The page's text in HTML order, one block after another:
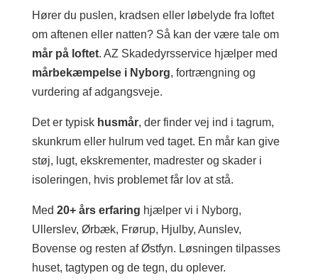
Hører du puslen, kradsen eller løbelyde fra loftet
om aftenen eller natten? Så kan der være tale om
mår på loftet. AZ Skadedyrsservice hjælper med
mårbekæmpelse i Nyborg, fortrængning og
vurdering af adgangsveje.
Det er typisk husmår, der finder vej ind i tagrum,
skunkrum eller hulrum ved taget. En mår kan give
støj, lugt, ekskrementer, madrester og skader i
isoleringen, hvis problemet får lov at stå.
Med 20+ års erfaring hjælper vi i Nyborg,
Ullerslev, Ørbæk, Frørup, Hjulby, Aunslev,
Bovense og resten af Østfyn. Løsningen tilpasses
huset, tagtypen og de tegn, du oplever.